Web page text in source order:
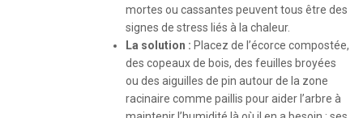
mortes ou cassantes peuvent tous être des
signes de stress liés à la chaleur.
La solution : Placez de l’écorce compostée,
des copeaux de bois, des feuilles broyées
ou des aiguilles de pin autour de la zone
racinaire comme paillis pour aider l’arbre à